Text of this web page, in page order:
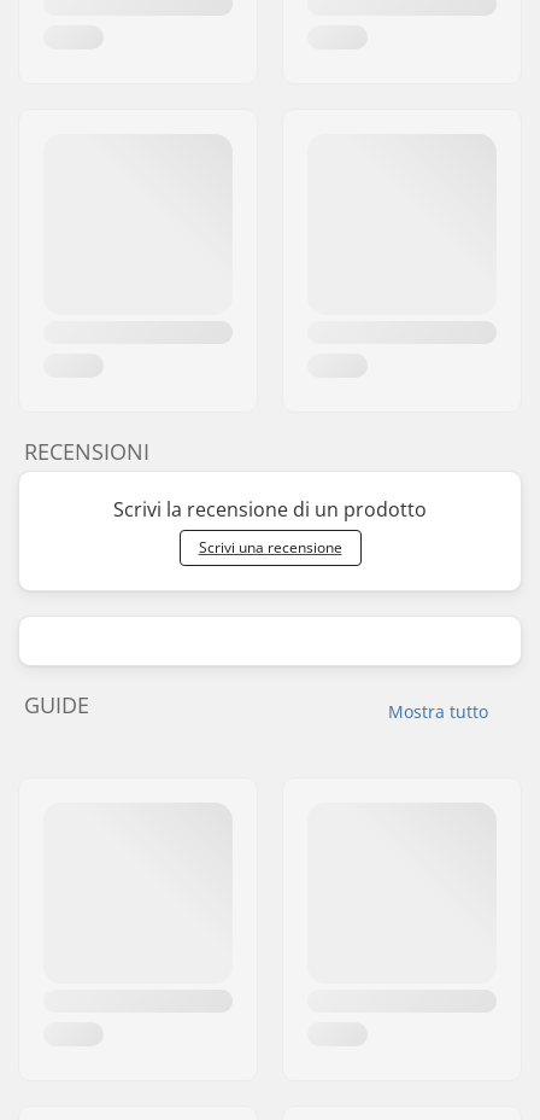
RECENSIONI
Scrivi la recensione di un prodotto
Scrivi una recensione
Mostra tutto
GUIDE